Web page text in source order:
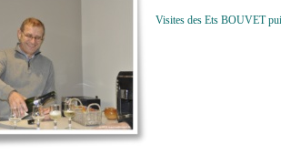
Visites des Ets BOUVET